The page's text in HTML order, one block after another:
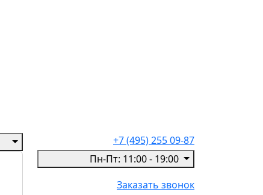
+7 (495) 255 09-87
Пн-Пт: 11:00 - 19:00
Заказать звонок